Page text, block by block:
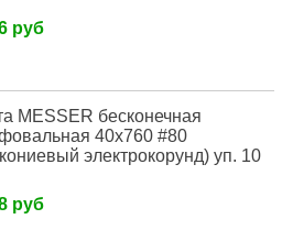
руб
MESSER бесконечная
40х760 #80
электрокорунд) уп. 10
руб